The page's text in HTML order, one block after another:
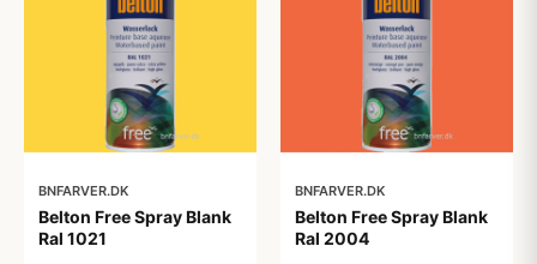
BNFARVER.DK
Belton Free Spray Blank
Ral 1021
BNFARVER.DK
Belton Free Spray Blank
Ral 2004